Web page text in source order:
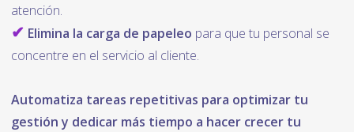
atención.
✔ Elimina la carga de papeleo para que tu personal se
concentre en el servicio al cliente.
Automatiza tareas repetitivas para optimizar tu
gestión y dedicar más tiempo a hacer crecer tu